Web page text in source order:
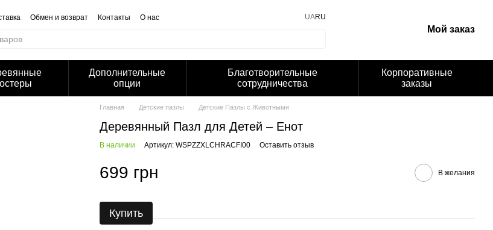
Обмен и возврат Контакты
О нас
оферта
UARU
Мой заказ
Дополнительные
опции
Благотворительные
сотрудничества
Корпоративные
заказы
Главная Детские пазлы Детские Пазлы с Животными
Деревянный Пазл для Детей – Енот
В наличии Артикул: WSPZZXLCHRACFI00 Оставить отзыв
699 грн В желания
Купить